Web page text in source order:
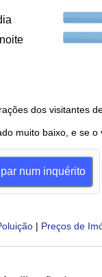
dos visitantes
muito baixo, e se
num inquérito
| Preços de